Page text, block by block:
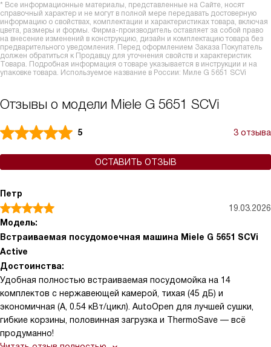
* Все информационные материалы, представленные на Сайте, носят
справочный характер и не могут в полной мере передавать достоверную
информацию о свойствах, комплектации и характеристиках товара, включая
цвета, размеры и формы. Фирма-производитель оставляет за собой право
на внесение изменений в конструкцию, дизайн и комплектацию товара без
предварительного уведомления. Перед оформлением Заказа Покупатель
должен обратиться к Продавцу для уточнения свойств и характеристик
Товара. Подробная информация о товаре указывается в инструкции и на
упаковке товара. Используемое название в России: Миле G 5651 SCVi
Отзывы о модели Miele G 5651 SCVi
5 3 отзыва
ОСТАВИТЬ ОТЗЫВ
Петр
19.03.2026
Модель:
Встраиваемая посудомоечная машина Miele G 5651 SCVi
Active
Достоинства:
Удобная полностью встраиваемая посудомойка на 14
комплектов с нержавеющей камерой, тихая (45 дБ) и
экономичная (A, 0.54 кВт/цикл). AutoOpen для лучшей сушки,
гибкие корзины, половинная загрузка и ThermoSave — всё
продуманно!